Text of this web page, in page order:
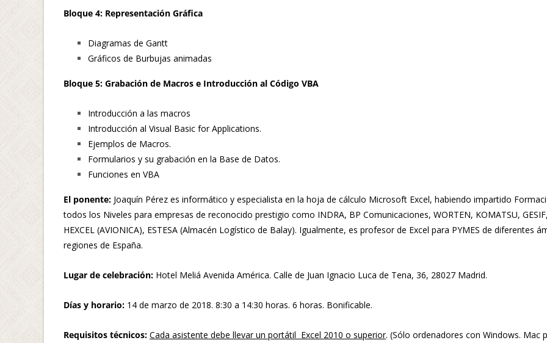
Bloque 4: Representación Gráfica
Diagramas de Gantt
Gráficos de Burbujas animadas
Bloque 5: Grabación de Macros e Introducción al Código VBA
Introducción a las macros
Introducción al Visual Basic for Applications.
Ejemplos de Macros.
Formularios y su grabación en la Base de Datos.
Funciones en VBA
El ponente: Joaquín Pérez es informático y especialista en la hoja de cálculo Microsoft Excel, habiendo impartido
todos los Niveles para empresas de reconocido prestigio como INDRA, BP Comunicaciones, WORTEN, KOMATSU,
HEXCEL (AVIONICA), ESTESA (Almacén Logístico de Balay). Igualmente, es profesor de Excel para PYMES de diferentes
regiones de España.
Lugar de celebración: Hotel Meliá Avenida América. Calle de Juan Ignacio Luca de Tena, 36, 28027 Madrid.
Días y horario: 14 de marzo de 2018. 8:30 a 14:30 horas. 6 horas. Bonificable.
Requisitos técnicos: Cada asistente debe llevar un portátil Excel 2010 o superior. (Sólo ordenadores con Windows. Mac